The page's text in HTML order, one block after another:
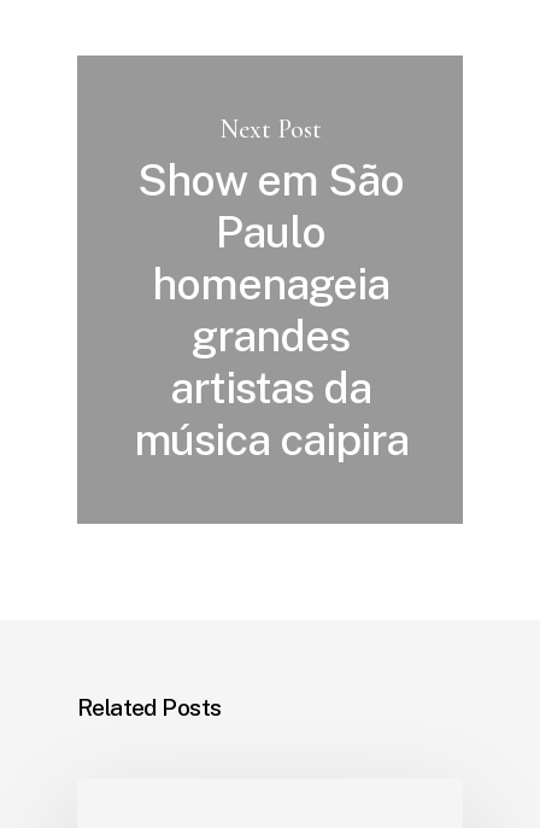
Next Post
Show em São
Paulo
homenageia
grandes
artistas da
música caipira
Related Posts